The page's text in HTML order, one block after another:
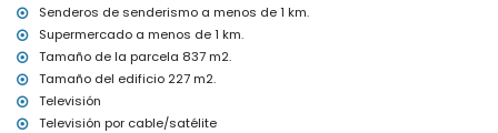
Senderos de senderismo a menos de 1 km.
Supermercado a menos de 1 km.
Tamaño de la parcela 837 m2.
Tamaño del edificio 227 m2.
Televisión
Televisión por cable/satélite